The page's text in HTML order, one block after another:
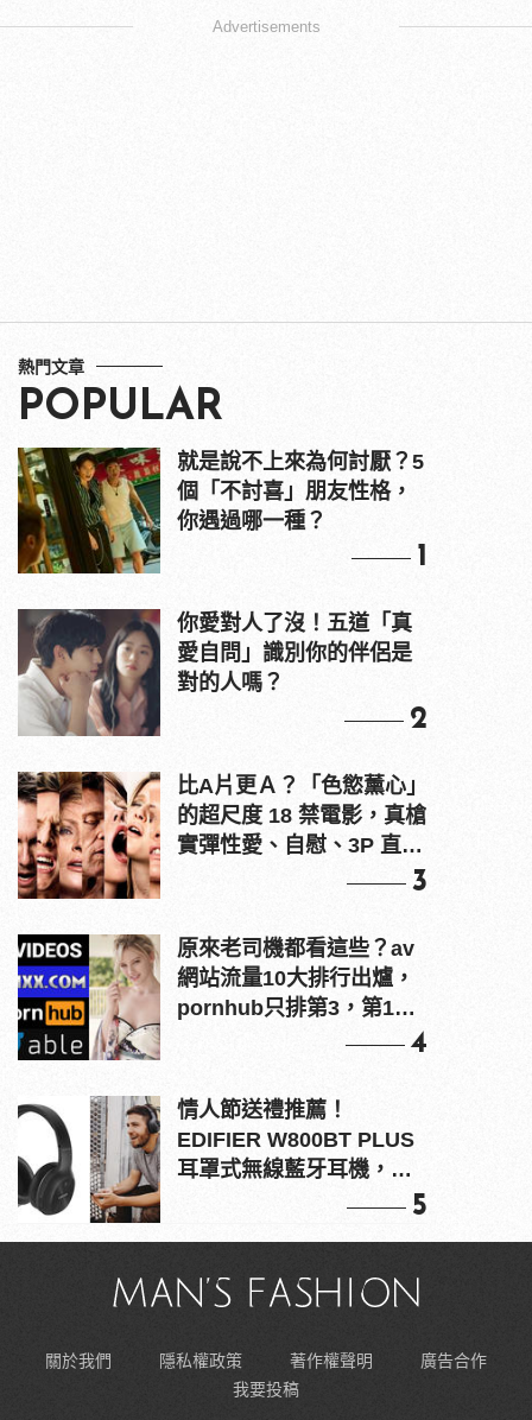
Advertisements
熱門文章
POPULAR
就是說不上來為何討厭？5
個「不討喜」朋友性格，
你遇過哪一種？
1
你愛對人了沒！五道「真
愛自問」識別你的伴侶是
對的人嗎？
2
比A片更Ａ？「色慾薰心」
的超尺度 18 禁電影，真槍
實彈性愛、自慰、3P 直接
3
原來老司機都看這些？av
網站流量10大排行出爐，
pornhub只排第3，第1名
4
情人節送禮推薦！
EDIFIER W800BT PLUS
耳罩式無線藍牙耳機，在
5
關於我們 隱私權政策 著作權聲明
廣告合作
我要投稿